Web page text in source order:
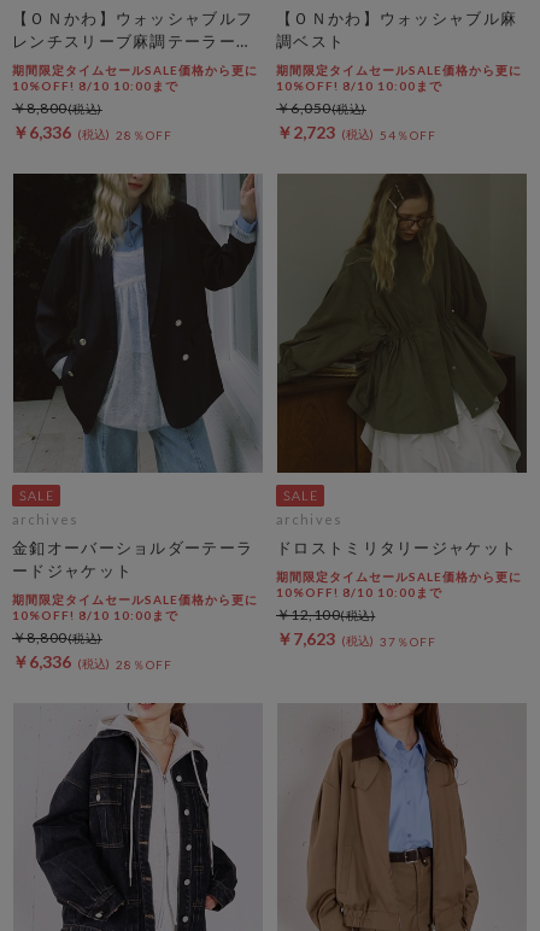
【ＯＮかわ】ウォッシャブルフ
レンチスリーブ麻調テーラード
ＪＫ
期間限定タイムセールSALE価格から更に
10%OFF! 8/10 10:00まで
￥6,336 28％OFF
￥8,800
【ＯＮかわ】ウォッシャブル麻
調ベスト
期間限定タイムセールSALE価格から更に
10%OFF! 8/10 10:00まで
￥2,723 54％OFF
￥6,050
archives
金釦オーバーショルダーテーラ
ードジャケット
期間限定タイムセールSALE価格から更に
10%OFF! 8/10 10:00まで
￥6,336 28％OFF
￥8,800
archives
ドロストミリタリージャケット
期間限定タイムセールSALE価格から更に
10%OFF! 8/10 10:00まで
￥7,623 37％OFF
￥12,100